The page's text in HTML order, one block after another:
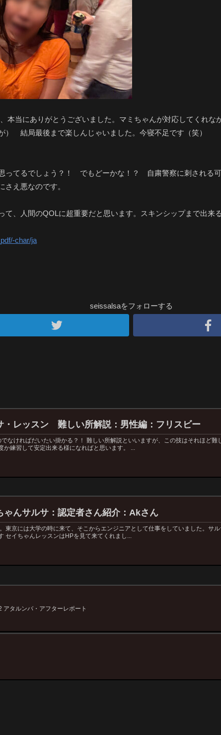
本当にありがとうございました。マミちゃんが対応してくれ
結局最後まで楽しんじゃいました。今寝不足です（笑）
ってるでしょう？！ でもどーかな！？ 自粛警察に刺される
え悪なのです。
て、人間のQOLに超重要だと思います。スキンシップまで出
char/ja
seissalsaをフォローする
・レッスン 難しい所解説：男性編：フリスビー
なければだいたい掛かる？！ 難しい所解説といいますが、この技はそれほど
練習して安定出来る様になればと思います。 ...
ゃんサルサ：認定者さん紹介：Akさん
東京には大学の時に来て、そこからエンジニアとして仕事をしていました。サ
セイちゃんレッスンはHPを見て来てくれまし...
タルンバ・アフターレポート